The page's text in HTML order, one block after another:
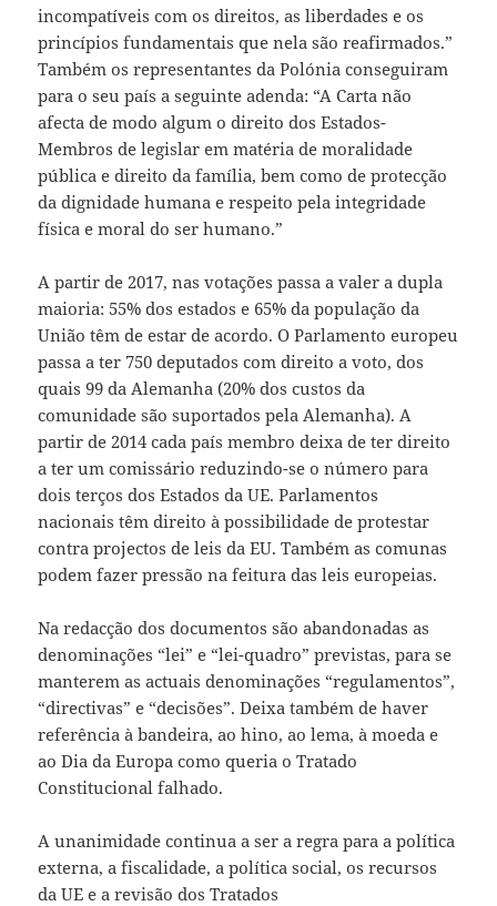
incompatíveis com os direitos, as liberdades e os
princípios fundamentais que nela são reafirmados.”
Também os representantes da Polónia conseguiram
para o seu país a seguinte adenda: “A Carta não
afecta de modo algum o direito dos Estados-
Membros de legislar em matéria de moralidade
pública e direito da família, bem como de protecção
da dignidade humana e respeito pela integridade
física e moral do ser humano.”
A partir de 2017, nas votações passa a valer a dupla
maioria: 55% dos estados e 65% da população da
União têm de estar de acordo. O Parlamento europeu
passa a ter 750 deputados com direito a voto, dos
quais 99 da Alemanha (20% dos custos da
comunidade são suportados pela Alemanha). A
partir de 2014 cada país membro deixa de ter direito
a ter um comissário reduzindo-se o número para
dois terços dos Estados da UE. Parlamentos
nacionais têm direito à possibilidade de protestar
contra projectos de leis da EU. Também as comunas
podem fazer pressão na feitura das leis europeias.
Na redacção dos documentos são abandonadas as
denominações “lei” e “lei-quadro” previstas, para se
manterem as actuais denominações “regulamentos”,
“directivas” e “decisões”. Deixa também de haver
referência à bandeira, ao hino, ao lema, à moeda e
ao Dia da Europa como queria o Tratado
Constitucional falhado.
A unanimidade continua a ser a regra para a política
externa, a fiscalidade, a política social, os recursos
da UE e a revisão dos Tratados